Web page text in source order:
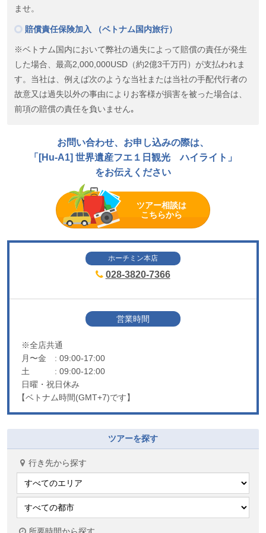
ませ。
賠償責任保険加入 （ベトナム国内旅行）
※ベトナム国内において弊社の過失によって賠償の責任が発生
した場合、最高2,000,000USD（約2億3千万円）が支払われま
す。当社は、例えば次のような当社または当社の手配代行者の
故意又は過失以外の事由によりお客様が損害を被った場合は、
前項の賠償の責任を負いません｡
お問い合わせ、お申し込みの際は、
「[Hu-A1] 世界遺産フエ１日観光 ハイライト」
をお伝えください
ツアー相談は
こちらから
ホーチミン本店
028-3820-7366
営業時間
※全店共通
月〜金
: 09:00-17:00
土
: 09:00-12:00
日曜・祝日休み
【ベトナム時間(GMT+7)です】
ツアーを探す
行き先から探す